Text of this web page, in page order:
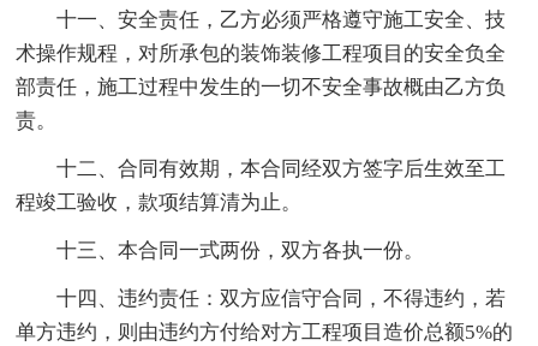
十一、安全责任，乙方必须严格遵守施工安全、技
术操作规程，对所承包的装饰装修工程项目的安全负全
部责任，施工过程中发生的一切不安全事故概由乙方负
责。
十二、合同有效期，本合同经双方签字后生效至工
程竣工验收，款项结算清为止。
十三、本合同一式两份，双方各执一份。
十四、违约责任：双方应信守合同，不得违约，若
单方违约，则由违约方付给对方工程项目造价总额5%的